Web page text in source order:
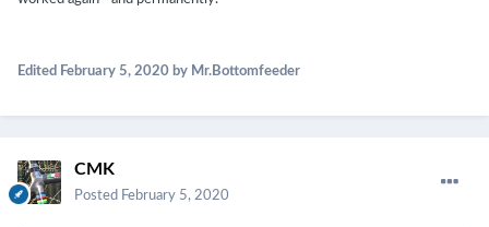
Edited February 5, 2020 by Mr.Bottomfeeder
CMK
Posted February 5, 2020